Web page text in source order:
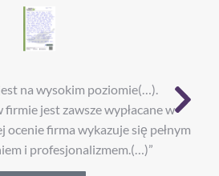
na wysokim poziomie(…).
jest zawsze wypłacane w
firma wykazuje się pełnym
i profesjonalizmem.(…)”